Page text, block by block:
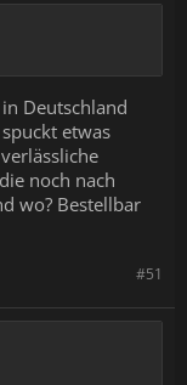
Deutschland
etwas
noch nach
wo? Bestellbar
#51